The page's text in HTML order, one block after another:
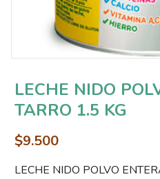
LECHE NIDO
TARRO 1.5 KG
$9.500
LECHE NIDO POLVO